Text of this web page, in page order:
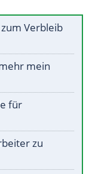
Verbleib
mein
für
zu